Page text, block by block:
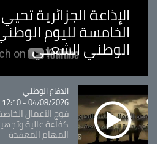
الإذاعة الجزائرية
الخامسة لليوم
الوطني الشعبي
Catégorie
الدفاع الوطني
04/08/2026 - 12:10
فوج الأعمال الخاصة
كفاءة عالية
المهام المعقدة